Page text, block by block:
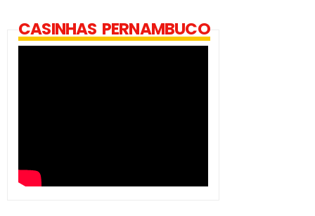
CASINHAS PERNAMBUCO